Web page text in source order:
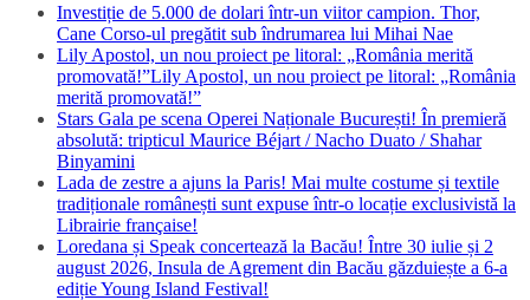
Investiție de 5.000 de dolari într-un viitor campion. Thor,
Cane Corso-ul pregătit sub îndrumarea lui Mihai Nae
Lily Apostol, un nou proiect pe litoral: „România merită
promovată!”Lily Apostol, un nou proiect pe litoral: „România
merită promovată!”
Stars Gala pe scena Operei Naționale București! În premieră
absolută: tripticul Maurice Béjart / Nacho Duato / Shahar
Binyamini
Lada de zestre a ajuns la Paris! Mai multe costume și textile
tradiționale românești sunt expuse într-o locație exclusivistă la
Librairie française!
Loredana și Speak concertează la Bacău! Între 30 iulie și 2
august 2026, Insula de Agrement din Bacău găzduiește a 6-a
ediție Young Island Festival!